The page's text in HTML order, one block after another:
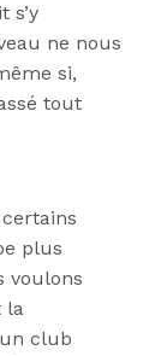
s’y
ne nous
si,
tout
plus
voulons
la
club